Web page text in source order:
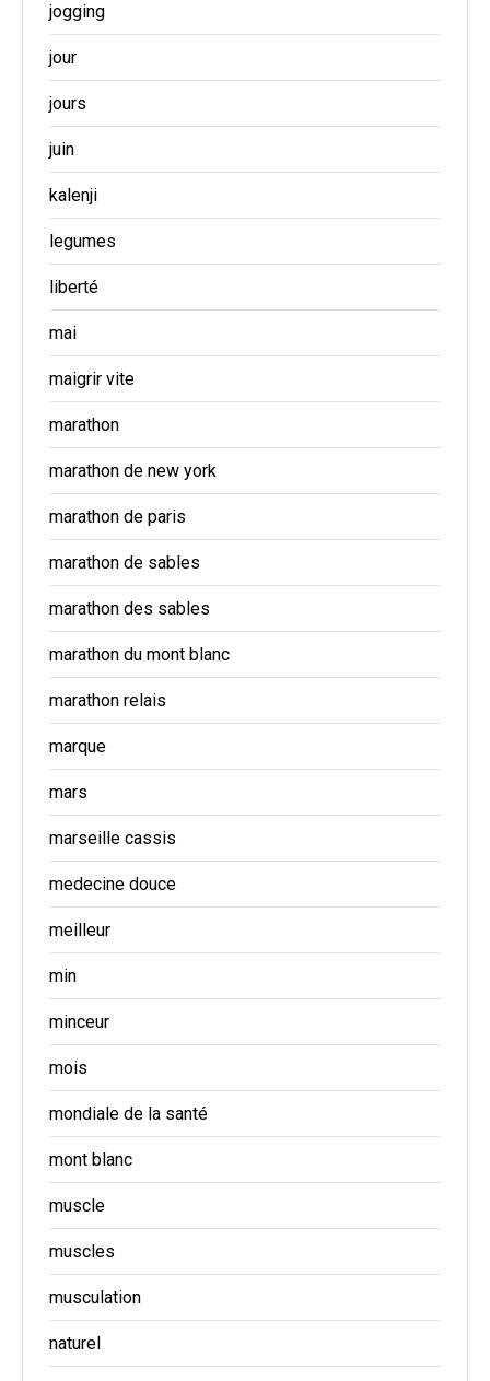
jogging
jour
jours
juin
kalenji
legumes
liberté
mai
maigrir vite
marathon
marathon de new york
marathon de paris
marathon de sables
marathon des sables
marathon du mont blanc
marathon relais
marque
mars
marseille cassis
medecine douce
meilleur
min
minceur
mois
mondiale de la santé
mont blanc
muscle
muscles
musculation
naturel